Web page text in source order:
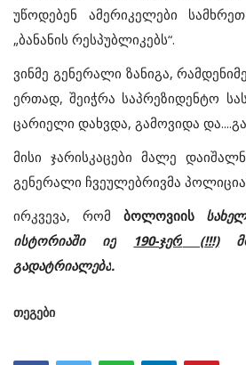
უწოდებენ
ამერიკელები სამხრეთ
„ბანანის რესპუბლიკებს“.
ვინმე გენერალი ზანიგა,რამდენიმე
ერთად, შეიჭრა საპრეზიდენტო
ცარიელი დახვდა, გამოვიდა და....
მისი ჯარისკაცები მალე
გენერალი ჩვეულებრივმა
ირკვევა, რომ ბოლოვიის
ისტორიაში
იქ 190-ჯერ (!!!)
გადატრიალება.
თეგები